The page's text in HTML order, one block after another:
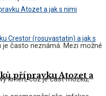
přípravku Atozet a
je často neznámá. Mezi možné
kmen, což je část mozku,